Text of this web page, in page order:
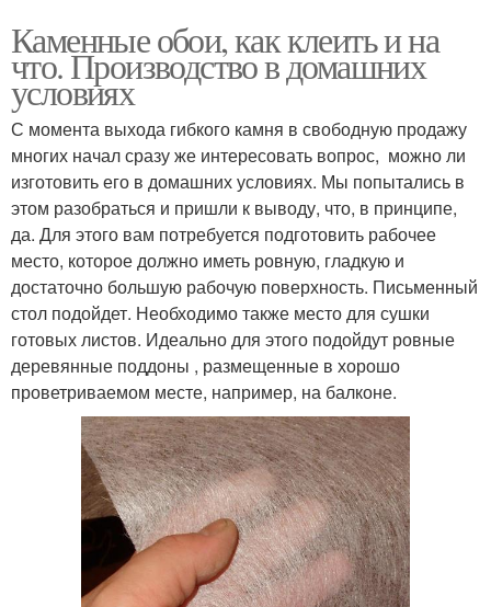
Каменные обои, как клеить и на
что. Производство в домашних
условиях
С момента выхода гибкого камня в свободную продажу
многих начал сразу же интересовать вопрос, можно ли
изготовить его в домашних условиях. Мы попытались в
этом разобраться и пришли к выводу, что, в принципе,
да. Для этого вам потребуется подготовить рабочее
место, которое должно иметь ровную, гладкую и
достаточно большую рабочую поверхность. Письменный
стол подойдет. Необходимо также место для сушки
готовых листов. Идеально для этого подойдут ровные
деревянные поддоны , размещенные в хорошо
проветриваемом месте, например, на балконе.